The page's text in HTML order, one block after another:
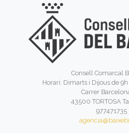
Consell Comarcal
Horari: Dimarts i Dijous de 9h
Carrer
43500 TORTOSA
977471735